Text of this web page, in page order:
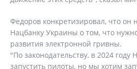
Федоров конкретизировал, что он
Нацбанку Украины о том, что
развития электронной гривны.
"По законодательству, в 2024 году
запустить пилоты, но мы хотим